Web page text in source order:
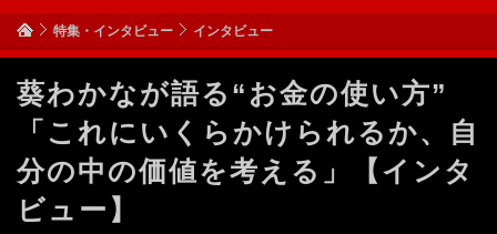
特集・インタビュー インタビュー
葵わかなが語る“お金の使い方”
「これにいくらかけられるか、自
分の中の価値を考える」【インタ
ビュー】